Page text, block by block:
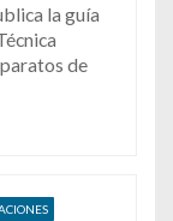
la guía
de